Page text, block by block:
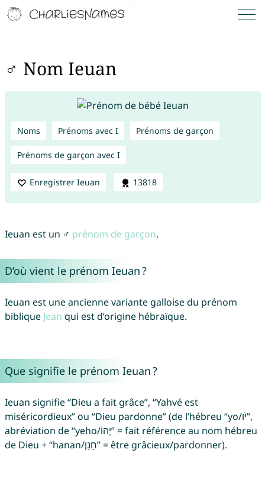
♂ Nom Ieuan
Noms Prénoms avec I Prénoms de garçon
Prénoms de garçon avec I
Enregistrer Ieuan 13818
Ieuan est un ♂ prénom de garçon.
D’où vient le prénom Ieuan ?
Ieuan est une ancienne variante galloise du prénom
biblique Jean qui est d’origine hébraïque.
Que signifie le prénom Ieuan ?
Ieuan signifie “Dieu a fait grâce”, “Yahvé est
miséricordieux” ou “Dieu pardonne” (de l’hébreu “yo/יֹו”,
abréviation de “yeho/יְהוֹ” = fait référence au nom hébreu
de Dieu + “hanan/חָנַן” = être grâcieux/pardonner).